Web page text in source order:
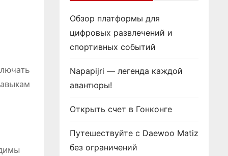
Обзор платформы для
цифровых развлечений и
спортивных событий
Napapijri — легенда каждой
авантюры!
Открыть счет в Гонконге
Путешествуйте с Daewoo Matiz
без ограничений